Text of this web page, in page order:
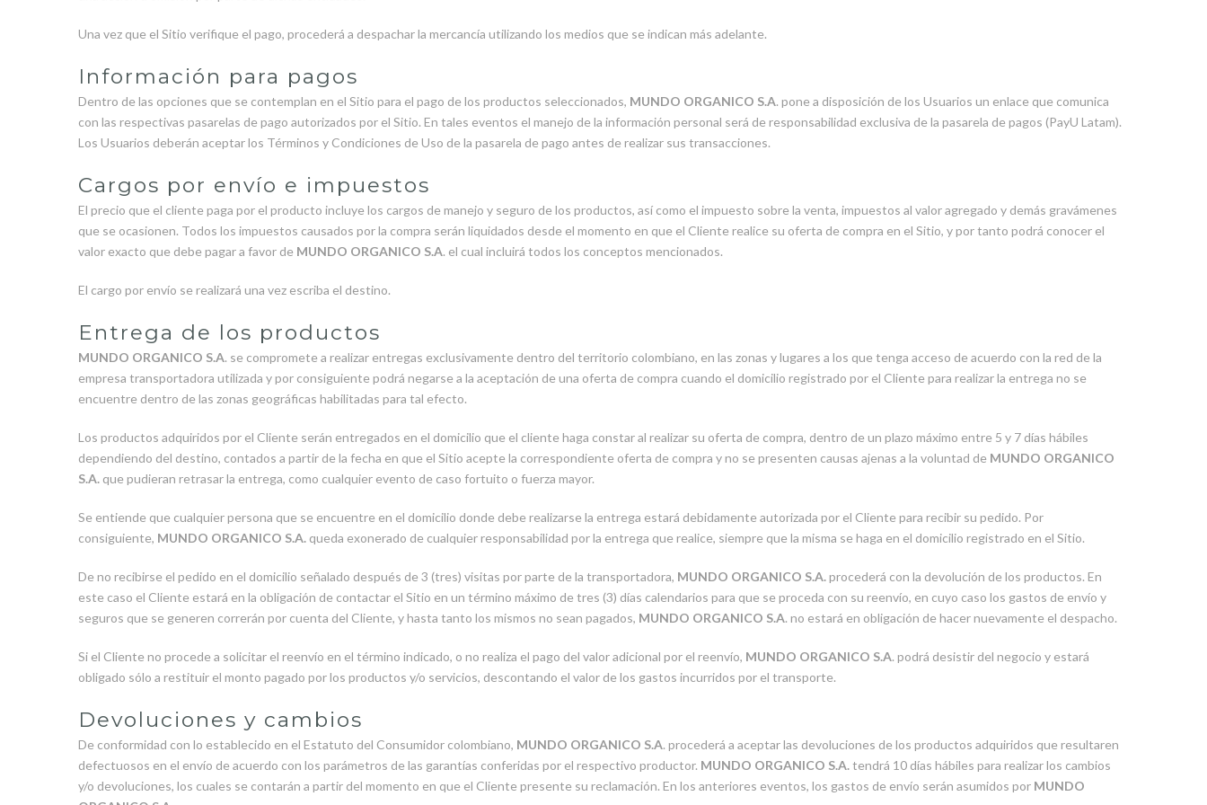
Una vez que el Sitio verifique el pago, procederá a despachar la mercancía utilizando los medios que se indican más adelante.
Información para pagos
Dentro de las opciones que se contemplan en el Sitio para el pago de los productos seleccionados, MUNDO ORGANICO S.A. pone a disposición de los Usuarios un enlace que comunica
con las respectivas pasarelas de pago autorizados por el Sitio. En tales eventos el manejo de la información personal será de responsabilidad exclusiva de la pasarela de pagos (PayU Latam).
Los Usuarios deberán aceptar los Términos y Condiciones de Uso de la pasarela de pago antes de realizar sus transacciones.
Cargos por envío e impuestos
El precio que el cliente paga por el producto incluye los cargos de manejo y seguro de los productos, así como el impuesto sobre la venta, impuestos al valor agregado y demás gravámenes
que se ocasionen. Todos los impuestos causados por la compra serán liquidados desde el momento en que el Cliente realice su oferta de compra en el Sitio, y por tanto podrá conocer el
valor exacto que debe pagar a favor de MUNDO ORGANICO S.A. el cual incluirá todos los conceptos mencionados.
El cargo por envío se realizará una vez escriba el destino.
Entrega de los productos
MUNDO ORGANICO S.A. se compromete a realizar entregas exclusivamente dentro del territorio colombiano, en las zonas y lugares a los que tenga acceso de acuerdo con la red de la
empresa transportadora utilizada y por consiguiente podrá negarse a la aceptación de una oferta de compra cuando el domicilio registrado por el Cliente para realizar la entrega no se
encuentre dentro de las zonas geográficas habilitadas para tal efecto.
Los productos adquiridos por el Cliente serán entregados en el domicilio que el cliente haga constar al realizar su oferta de compra, dentro de un plazo máximo entre 5 y 7 días hábiles
dependiendo del destino, contados a partir de la fecha en que el Sitio acepte la correspondiente oferta de compra y no se presenten causas ajenas a la voluntad de MUNDO ORGANICO
S.A. que pudieran retrasar la entrega, como cualquier evento de caso fortuito o fuerza mayor.
Se entiende que cualquier persona que se encuentre en el domicilio donde debe realizarse la entrega estará debidamente autorizada por el Cliente para recibir su pedido. Por
consiguiente, MUNDO ORGANICO S.A. queda exonerado de cualquier responsabilidad por la entrega que realice, siempre que la misma se haga en el domicilio registrado en el Sitio.
De no recibirse el pedido en el domicilio señalado después de 3 (tres) visitas por parte de la transportadora, MUNDO ORGANICO S.A.procederá con la devolución de los productos. En
este caso el Cliente estará en la obligación de contactar el Sitio en un término máximo de tres (3) días calendarios para que se proceda con su reenvío, en cuyo caso los gastos de envío y
seguros que se generen correrán por cuenta del Cliente, y hasta tanto los mismos no sean pagados, MUNDO ORGANICO S.A. no estará en obligación de hacer nuevamente el despacho.
Si el Cliente no procede a solicitar el reenvío en el término indicado, o no realiza el pago del valor adicional por el reenvío, MUNDO ORGANICO S.A. podrá desistir del negocio y estará
obligado sólo a restituir el monto pagado por los productos y/o servicios, descontando el valor de los gastos incurridos por el transporte.
Devoluciones y cambios
De conformidad con lo establecido en el Estatuto del Consumidor colombiano, MUNDO ORGANICO S.A. procederá a aceptar las devoluciones de los productos adquiridos que resultaren
defectuosos en el envío de acuerdo con los parámetros de las garantías conferidas por el respectivo productor. MUNDO ORGANICO S.A.tendrá 10 días hábiles para realizar los cambios
y/o devoluciones, los cuales se contarán a partir del momento en que el Cliente presente su reclamación. En los anteriores eventos, los gastos de envío serán asumidos por MUNDO